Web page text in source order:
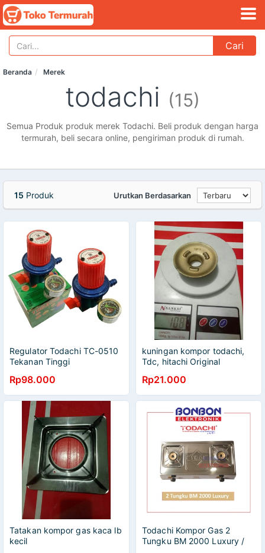
Cari
Beranda Merek
todachi (15)
Semua Produk produk merek Todachi. Beli produk dengan harga
termurah, beli secara online, pengiriman produk di rumah.
15 Produk Urutkan Berdasarkan
Regulator Todachi TC-0510
Tekanan Tinggi
Rp98.000
kuningan kompor todachi,
Tdc, hitachi Original
Rp21.000
Tatakan kompor gas kaca lb
kecil
Todachi Kompor Gas 2
Tungku BM 2000 Luxury /